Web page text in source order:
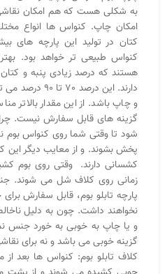
به شکلی هست که هم امکان
امکان چاپ. کنواس ها انواع
کتان در تولید این پارچه های
کنواس طبیعی تر خواهد بود.
هستند که درصد زیادی پنبه و
دارند. این
و چاپ باشد. از این مقدار
گزینه های قابل سفارش نیست.
شود تا وقتی شما روی کنواس بوم
پخش بشوند. و از معایب دیگر
کشسانی دارند. وقتی روی بوم
زمانی روی کلاف شل می شوند.
پارچه تابلو بوم، قابل سفارش
نخواهند داشت. چون به دلیل
و یا چاپ به خوبی به خورد جنس
گزینه خوبی می باشد و نه برای
کلاف تابلو بوم: کنواس ها بعد